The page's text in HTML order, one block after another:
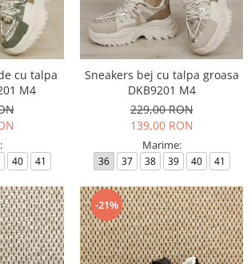
cu talpa
M4
40 41
Sneakers bej cu talpa groasa
DKB9201 M4
229,00 RON
139,00 RON
Marime:
36 37 38 39 40 41
-21%